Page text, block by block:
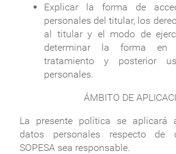
Explicar la forma de
personales del titular, los
al titular y el modo de
determinar la forma
tratamiento y posterior
personales.
ÁMBITO DE
La presente política se aplicará
datos personales respecto de
SOPESA sea responsable.